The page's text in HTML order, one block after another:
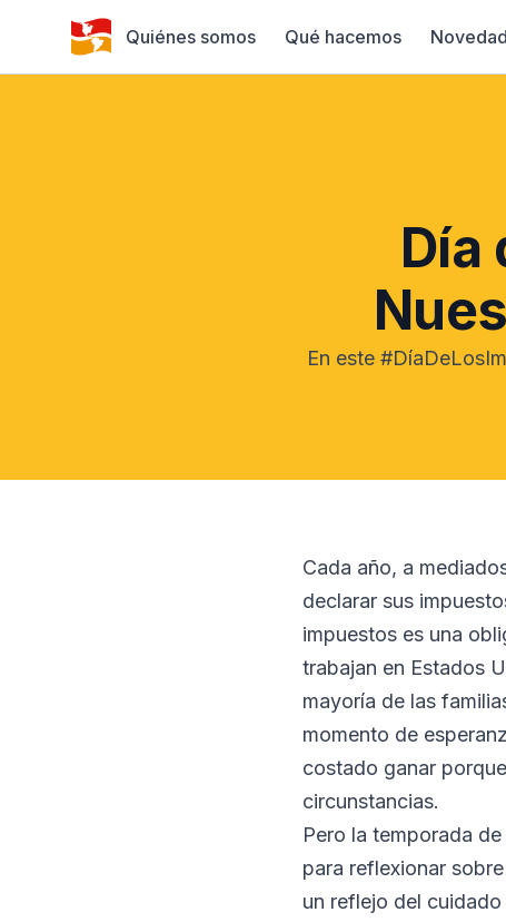
Quiénes somos Qué hacemos
Día
En este
Cada año, a
declarar sus
impuestos es una
trabajan en Estados
mayoría de las
momento de
costado ganar
circunstancias.
Pero la temporada
para reflexionar
un reflejo del